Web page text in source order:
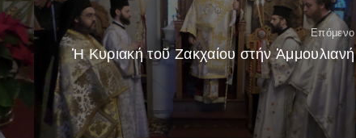
Επόμενο
Ἡ Κυριακή τοῦ Ζακχαίου στήν Ἀμμουλιανή